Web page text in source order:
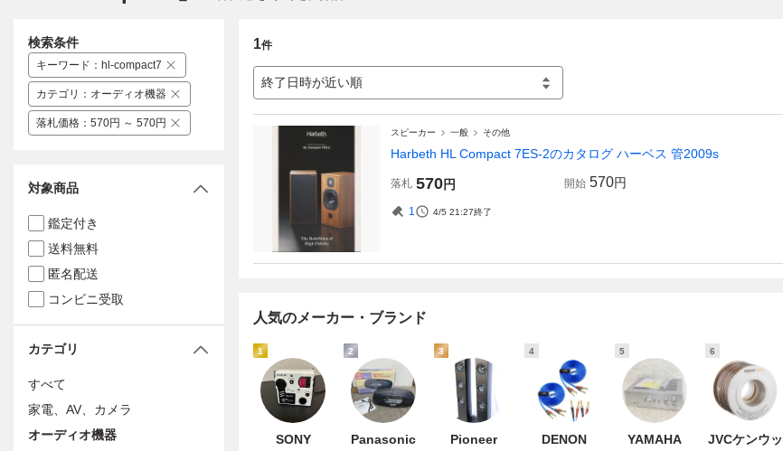
1件
終了日時が近い順
スピーカー 一般 その他
Harbeth HL Compact 7ES-2のカタログ ハーベス 管2009s
落札 570円 開始 570円
1 4/5 21:27終了
人気のメーカー・ブランド
1
SONY
2
Panasonic
3
Pioneer
4
DENON
5
YAMAHA
6
JVCケンウッ
検索条件
キーワード ： hl-compact7
カテゴリ ： オーディオ機器
落札価格 ： 570円 ～ 570円
対象商品
鑑定付き
送料無料
匿名配送
コンビニ受取
カテゴリ
すべて
家電、AV、カメラ
オーディオ機器